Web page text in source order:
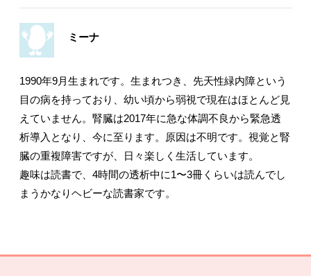
ミーナ
1990年9月生まれです。生まれつき、先天性緑内障という
目の病を持っており、幼い頃から弱視で現在はほとんど見
えていません。腎臓は2017年に急な体調不良から緊急透
析導入となり、今に至ります。原因は不明です。視覚と腎
臓の重複障害ですが、日々楽しく生活しています。
趣味は読書で、4時間の透析中に1〜3冊くらいは読んでし
まうかなりヘビーな読書家です。